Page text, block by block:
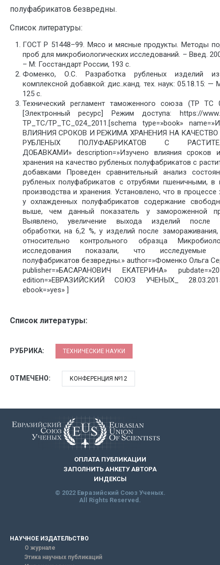
полуфабрикатов безвредны.
Список литературы:
ГОСТ Р 51448–99. Мясо и мясные продукты. Методы
проб для микробиологических исследований. – Введ.
– М: Госстандарт России, 193 с.
Фоменко, О.С. Разработка рубленых изделий
комплексной добавкой: дис..канд. тех. наук: 05.18.15: —
125 с.
Технический регламент таможенного союза (ТР ТС
[Электронный ресурс] Режим доступа: https://
ТР_ТС/ТР_ТС_024_2011.[schema type=»book»
ВЛИЯНИЯ СРОКОВ И РЕЖИМА ХРАНЕНИЯ НА
РУБЛЕНЫХ ПОЛУФАБРИКАТОВ С
ДОБАВКАМИ» description=»Изучено влияния сроков
хранения на качество рубленых полуфабрикатов с
добавками Проведен сравнительный анализ
рубленых полуфабрикатов с отрубями пшеничными, в
производства и хранения. Установлено, что в процессе
у охлажденных полуфабрикатов содержание
выше, чем данный показатель у замороженной
Выявлено, увеличение выхода изделий после
обработки, на 6,2 %, у изделий после
относительно контрольного образца
исследования показали, что исследуемые
полуфабрикатов безвредны.» author=»Фоменко Ольга
publisher=»БАСАРАНОВИЧ ЕКАТЕРИНА»
edition=»ЕВРАЗИЙСКИЙ СОЮЗ УЧЕНЫХ_
ebook=»yes» ]
Список литературы:
РУБРИКА: ТЕХНИЧЕСКИЕ НАУКИ
ОТМЕЧЕНО: КОНФЕРЕНЦИЯ №12
ОПЛАТА ПУБЛИКАЦИИ
ЗАПОЛНИТЬ АНКЕТУ АВТОРА
ИНДЕКСЫ
© 2022 Евразийский Союз Ученых.
All Rights Reserved.
НАУЧНОЕ ИЗДАТЕЛЬСТВО
О журнале
Этика научных публикаций